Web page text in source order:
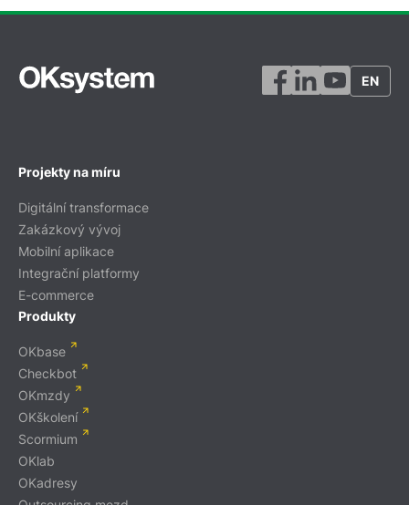
EN
Projekty na míru
Digitální transformace
Zakázkový vývoj
Mobilní aplikace
Integrační platformy
E-commerce
Produkty
OKbase
Checkbot
OKmzdy
OKškolení
Scormium
OKlab
OKadresy